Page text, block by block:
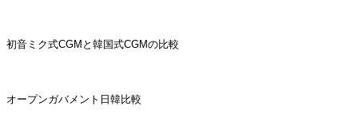
初音ミク式CGMと韓国式CGMの比較
オープンガバメント日韓比較